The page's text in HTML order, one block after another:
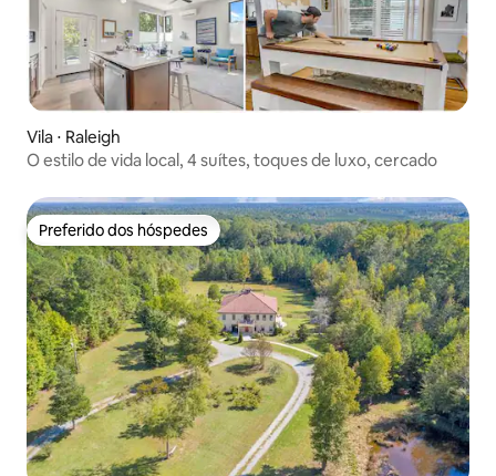
Vila ⋅ Raleigh
O estilo de vida local, 4 suítes, toques de luxo, cercado
Preferido dos hóspedes
Preferido dos hóspedes